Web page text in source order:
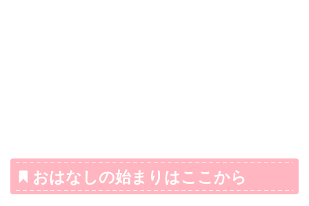
おはなしの始まりはここから